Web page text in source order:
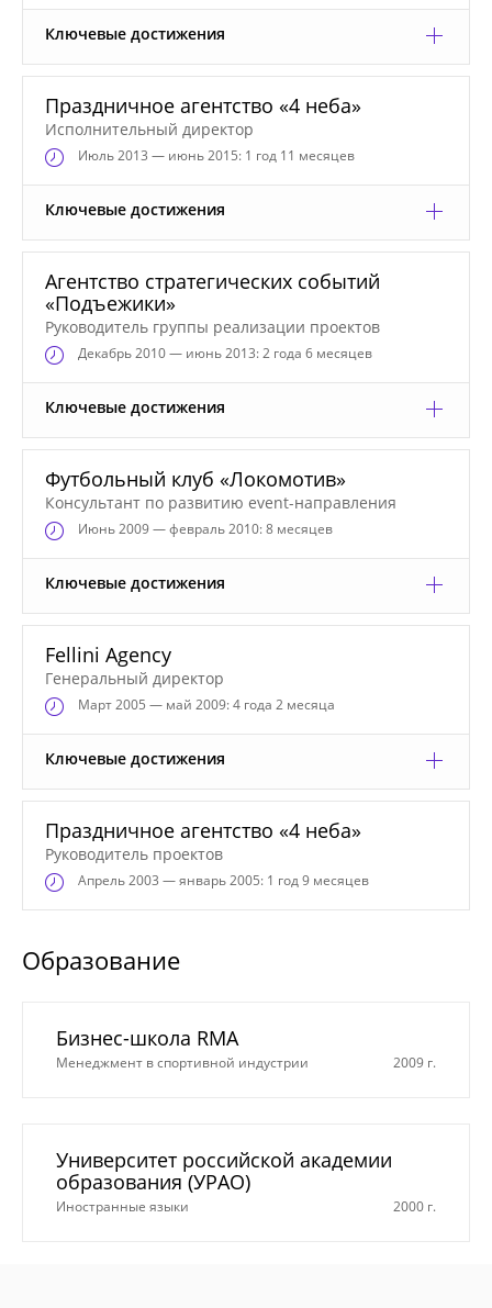
Ключевые достижения
Праздничное агентство «4 неба»
Исполнительный директор
Июль2013 — июнь 2015: 1 год 11 месяцев
Ключевые достижения
Агентство стратегических событий
«Подъежики»
Руководитель группы реализации проектов
Декабрь2010 — июнь 2013: 2 года 6 месяцев
Ключевые достижения
Футбольный клуб «Локомотив»
Консультант по развитию event-направления
Июнь2009 — февраль 2010: 8 месяцев
Ключевые достижения
Fellini Agency
Генеральный директор
Март2005 — май 2009: 4 года 2 месяца
Ключевые достижения
Праздничное агентство «4 неба»
Руководитель проектов
Апрель2003 — январь 2005: 1 год 9 месяцев
Образование
Бизнес-школа RMA
Менеджмент в спортивной индустрии 2009 г.
Университет российской академии
образования (УРАО)
Иностранные языки 2000 г.